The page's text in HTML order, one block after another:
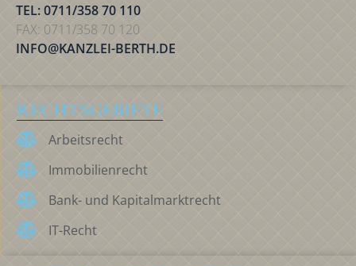
TEL: 0711/358 70 110
FAX: 0711/358 70 120
INFO@KANZLEI-BERTH.DE
RECHTSGEBIETE
Arbeitsrecht
Immobilienrecht
Bank- und Kapitalmarktrecht
IT-Recht